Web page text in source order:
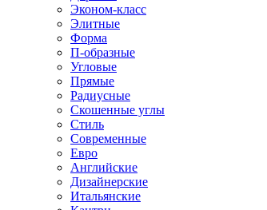
Эконом-класс
Элитные
Форма
П-образные
Угловые
Прямые
Радиусные
Скошенные углы
Стиль
Современные
Евро
Английские
Дизайнерские
Итальянские